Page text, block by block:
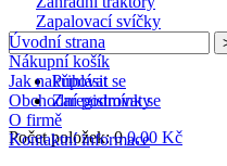
Zapalovací svíčky
Přihlásit se
Zaregistrovat se
Počet položek: 0 0,00 Kč
Úvodní strana
Nákupní košík
Jak nakupovat
Obchodní podmínky
O firmě
Kontaktní informace